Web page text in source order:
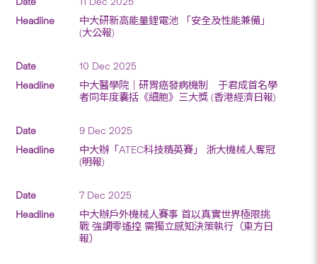
中大研新高能量鋰電池 「安全及性能兼備」
(大公報)
10 Dec 2025
中大醫學院｜研胃癌發病機制 于君成首名學
者同年度囊括《細胞》三大獎 (香港經濟日報)
9 Dec 2025
中大辦「ATEC科技精英賽」 浙大機械人奪冠
(明報)
7 Dec 2025
中大辦戶外機械人賽事 首以真實世界極限挑
戰 強調零遙控 需獨立感知決策執行（東方日
報）